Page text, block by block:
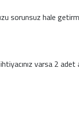
sorunsuz hale
varsa 2 adet